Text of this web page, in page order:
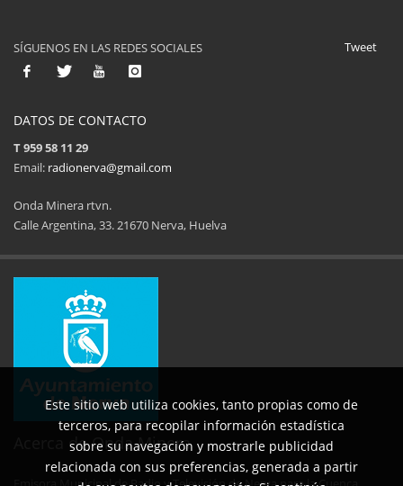
11ª Feria del Jamón 34 Memorial
Tweet
SÍGUENOS EN LAS REDES SOCIALES
DATOS DE CONTACTO
T 959 58 11 29
Email: radionerva@gmail.com
Onda Minera rtvn.
Calle Argentina, 33. 21670 Nerva, Huelva
Acerca de Onda Minera
Este sitio web utiliza cookies, tanto propias como de
terceros, para recopilar información estadística
sobre su navegación y mostrarle publicidad
relacionada con sus preferencias, generada a partir